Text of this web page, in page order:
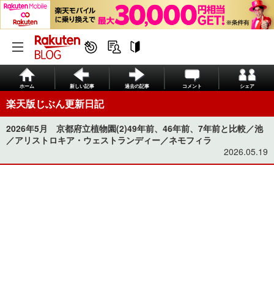
ホーム 新しい記事 過去の記事 コメント シェア
楽天版じぶん更新日記
2026年5月 京都府立植物園(2)49年前、46年前、7年前と比較／池
／アリストロキア・ウェストランディー／ネモフィラ
2026.05.19